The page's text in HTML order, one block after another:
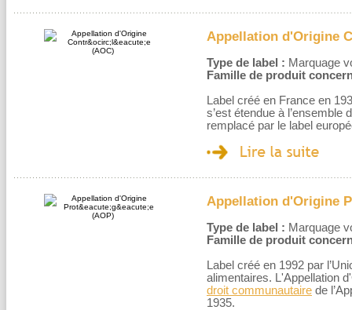
Appellation d'Origine
Type de label : Marquage
Famille de produit
Label créé en France en
s’est étendue à
remplacé par le label
Appellation d'Origine
Type de label : Marquage
Famille de produit
Label créé en 1992 par
alimentaires. L'Appellation
droit communautaire de
1935.